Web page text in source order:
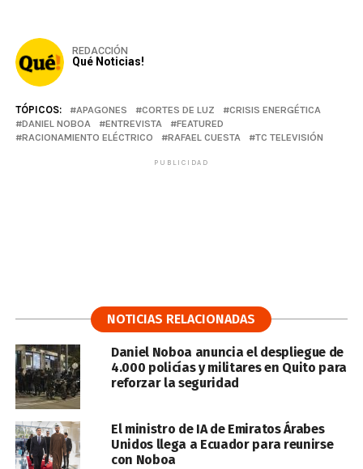
REDACCIÓN
Qué Noticias!
TÓPICOS: APAGONES CORTES DE LUZ
CRISIS ENERGÉTICA
DANIEL NOBOA
ENTREVISTA
FEATURED
RACIONAMIENTO ELÉCTRICO
RAFAEL CUESTA TC TELEVISIÓN
PUBLICIDAD
NOTICIAS RELACIONADAS
Daniel Noboa anuncia el despliegue de
4.000 policías y militares en Quito para
reforzar la seguridad
El ministro de IA de Emiratos Árabes
Unidos llega a Ecuador para reunirse
con Noboa